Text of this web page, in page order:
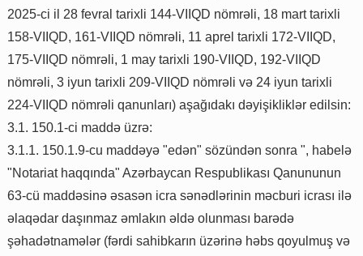
2025-ci il 28 fevral tarixli 144-VIIQD nömrəli, 18 mart tarixli
158-VIIQD, 161-VIIQD nömrəli, 11 aprel tarixli 172-VIIQD,
175-VIIQD nömrəli, 1 may tarixli 190-VIIQD, 192-VIIQD
nömrəli, 3 iyun tarixli 209-VIIQD nömrəli və 24 iyun tarixli
224-VIIQD nömrəli qanunları) aşağıdakı dəyişikliklər edilsin:
3.1. 150.1-ci maddə üzrə:
3.1.1. 150.1.9-cu maddəyə "edən" sözündən sonra ", habelə
"Notariat haqqında" Azərbaycan Respublikası Qanununun
63-cü maddəsinə əsasən icra sənədlərinin məcburi icrası ilə
əlaqədar daşınmaz əmlakın əldə olunması barədə
şəhadətnamələr (fərdi sahibkarın üzərinə həbs qoyulmuş və